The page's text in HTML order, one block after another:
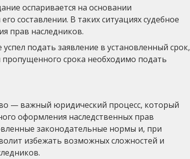
оспаривается на основании
составлении. В таких ситуациях судебное
прав наследников.
подать заявление в установленный срок,
срока необходимо подать
— важный юридический процесс, который
оформления наследственных прав
законодательные нормы и, при
избежать возможных сложностей и